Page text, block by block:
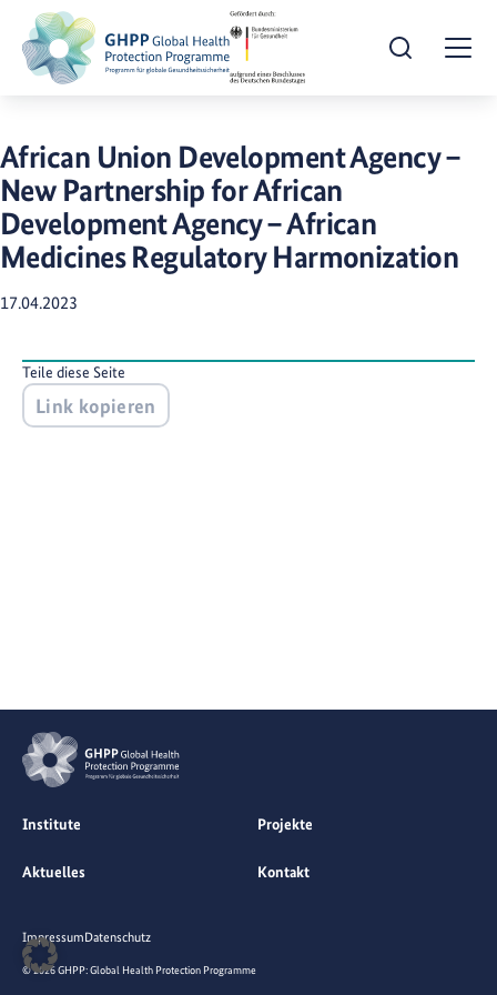
Suche öffnen
African Union Development Agency –
New Partnership for African
Development Agency – African
Medicines Regulatory Harmonization
17.04.2023
Teile diese Seite
Link kopieren
Institute Projekte
Aktuelles Kontakt
© 2026 GHPP: Global Health Protection Programme
ImpressumDatenschutz